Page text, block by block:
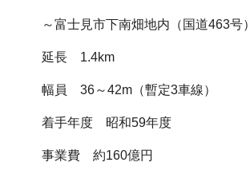
～富士見市下南畑地内（国道463号）
延長 1.4km
幅員 36～42m（暫定3車線）
着手年度 昭和59年度
事業費 約160億円